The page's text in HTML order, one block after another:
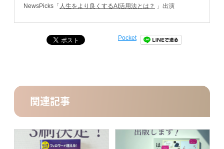
NewsPicks「 人生をより良くするAI活用法とは？ 」出演
Pocket
関連記事